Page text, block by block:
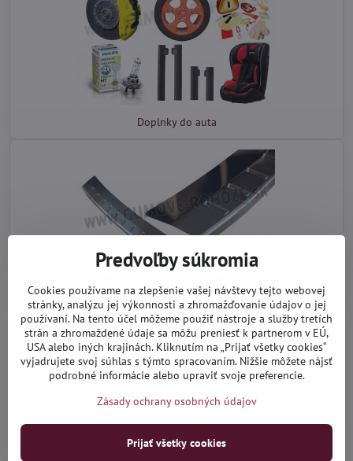
Doplnky do auta
Nerezové doplnky
Predvoľby súkromia
Cookies používame na zlepšenie vašej návštevy tejto webovej
stránky, analýzu jej výkonnosti a zhromažďovanie údajov o jej
používaní. Na tento účel môžeme použiť nástroje a služby tretích
strán a zhromaždené údaje sa môžu preniesť k partnerom v EÚ,
USA alebo iných krajinách. Kliknutím na „Prijať všetky cookies“
vyjadrujete svoj súhlas s týmto spracovaním. Nižšie môžete nájsť
podrobné informácie alebo upraviť svoje preferencie.
Zásady ochrany osobných údajov
Prijať všetky cookies